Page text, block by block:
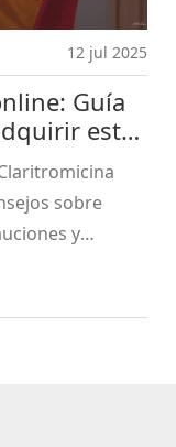
12 jul 2025
Guía
este
sobre
y